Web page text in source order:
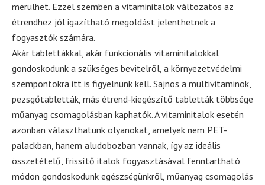
merülhet. Ezzel szemben a vitaminitalok változatos az
étrendhez jól igazítható megoldást jelenthetnek a
fogyasztók számára.
Akár tablettákkal, akár funkcionális vitaminitalokkal
gondoskodunk a szükséges bevitelről, a környezetvédelmi
szempontokra itt is figyelnünk kell. Sajnos a multivitaminok,
pezsgőtabletták, más étrend-kiegészítő tabletták többsége
műanyag csomagolásban kaphatók. A vitaminitalok esetén
azonban választhatunk olyanokat, amelyek nem PET-
palackban, hanem aludobozban vannak, így az ideális
összetételű, frissítő italok fogyasztásával fenntartható
módon gondoskodunk egészségünkről, műanyag csomagolás